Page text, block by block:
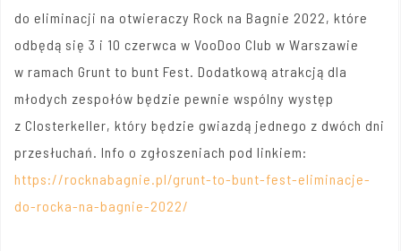
do eliminacji na otwieraczy Rock na Bagnie 2022, które
odbędą się 3 i 10 czerwca w VooDoo Club w Warszawie
w ramach Grunt to bunt Fest. Dodatkową atrakcją dla
młodych zespołów będzie pewnie wspólny występ
z Closterkeller, który będzie gwiazdą jednego z dwóch dni
przesłuchań. Info o zgłoszeniach pod linkiem:
https://rocknabagnie.pl/grunt-to-bunt-fest-eliminacje-
do-rocka-na-bagnie-2022/